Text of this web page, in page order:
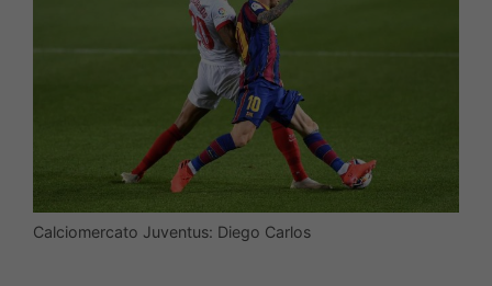
Calciomercato Juventus: Diego Carlos